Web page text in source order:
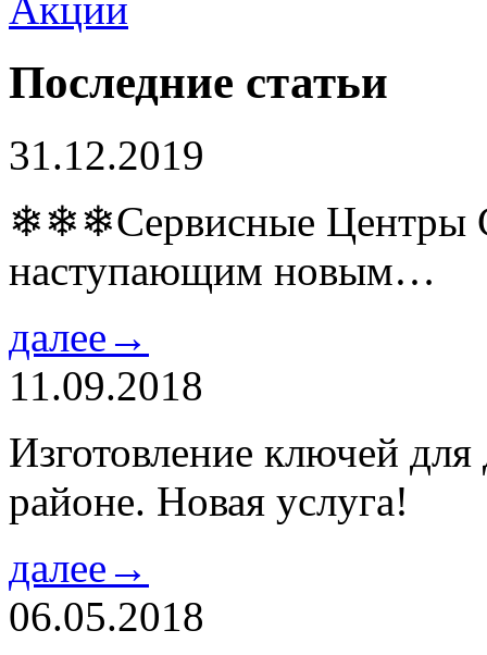
Последние статьи
31.12.2019
❄❄❄Сервисные Центры
наступающим новым…
далее→
11.09.2018
Изготовление ключей
районе. Новая услуга!
далее→
06.05.2018